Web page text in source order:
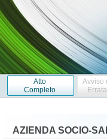
Atto
Completo
Avviso
AZIENDA SOCIO-